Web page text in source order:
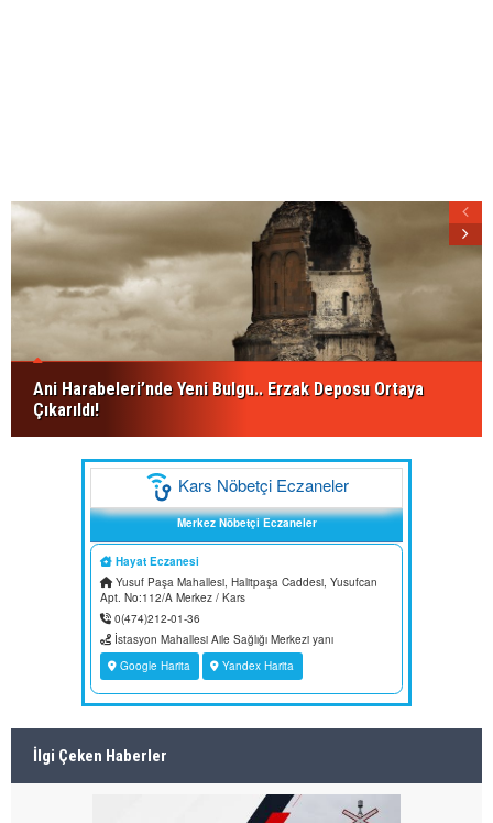
Ani Harabeleri’nde Yeni Bulgu.. Erzak Deposu Ortaya
Çıkarıldı!
İlgi Çeken Haberler